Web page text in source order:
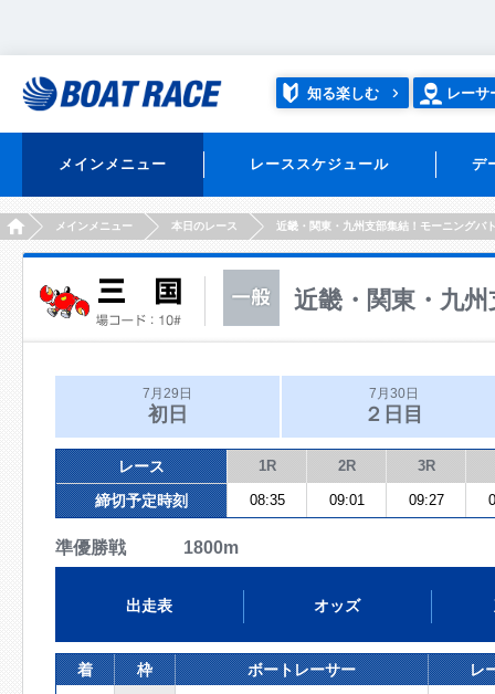
知る楽しむ レーサ
メインメニュー レーススケジュール デ
HOMEメインメニュー 本日のレース 近畿・関東・九州支部集結！モーニングバ
近畿・関東・九
7月29日
初日
7月30日
２日目
レース 1R 2R 3R
締切予定時刻 08:35 09:01 09:27
準優勝戦 1800m
出走表 オッズ
着 枠 ボートレーサー レ